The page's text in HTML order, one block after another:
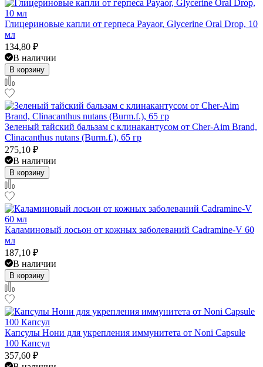
Глицериновые капли от герпеса Payaor, Glycerine Oral Drop, 10
мл
134,80 ₽
В наличии
В корзину
Зеленый тайский бальзам с клинакантусом от Cher-Aim Brand,
Clinacanthus nutans (Burm.f.), 65 гр
275,10 ₽
В наличии
В корзину
Каламиновый лосьон от кожных заболеваний Cadramine-V 60
мл
187,10 ₽
В наличии
В корзину
Капсулы Нони для укрепления иммунитета от Noni Capsule
100 Капсул
357,60 ₽